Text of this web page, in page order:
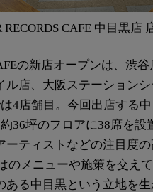
RECORDS CAFE 中目黒店
の新店オープンは、渋
ル店、大阪ステーション
4店舗目。今回出店する
36坪のフロアに38席を設
ティストなどの注目度の
のメニューや施策を交え
ある中目黒という立地を